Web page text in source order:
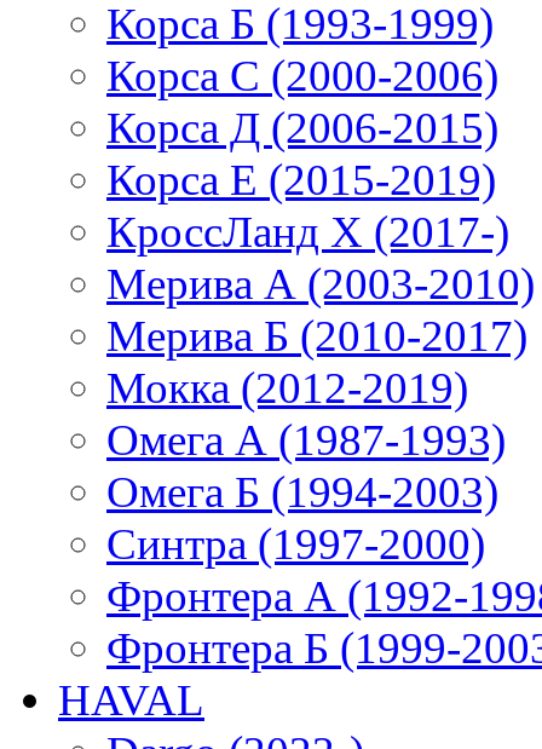
Корса Б (1993-1999)
Корса С (2000-2006)
Корса Д (2006-2015)
Корса E (2015-2019)
КроссЛанд X (2017-)
Мерива А (2003-2010)
Мерива Б (2010-2017)
Мокка (2012-2019)
Омега А (1987-1993)
Омега Б (1994-2003)
Синтра (1997-2000)
Фронтера А (1992-
Фронтера Б (1999-
HAVAL